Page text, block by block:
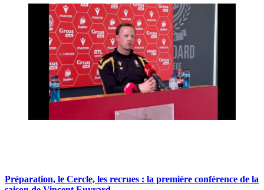
Préparation, le Cercle, les recrues : la première conférence de la